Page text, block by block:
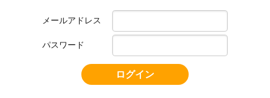
メールアドレス
パスワード
ログイン